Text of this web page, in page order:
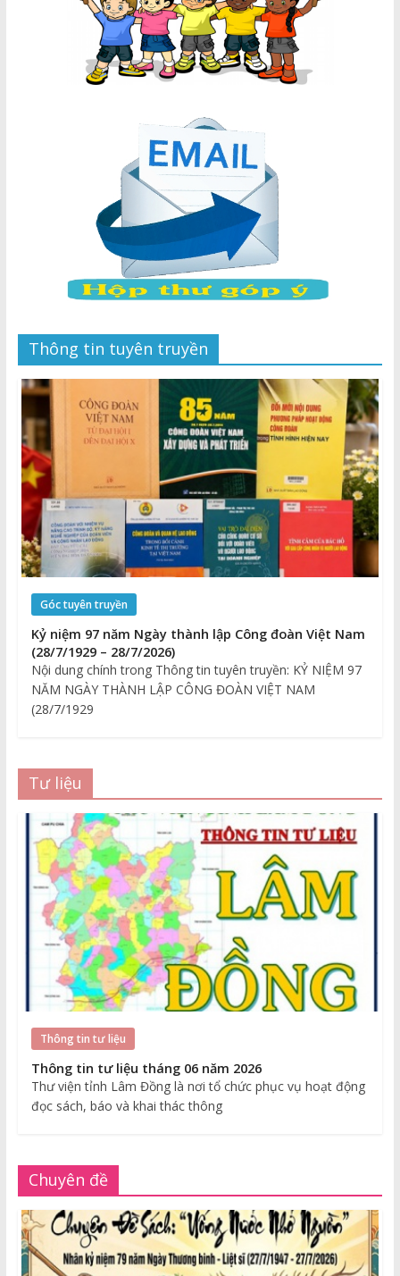
Thông tin tuyên truyền
Góc tuyên truyền
Kỷ niệm 97 năm Ngày thành lập Công đoàn Việt Nam
(28/7/1929 – 28/7/2026)
Nội dung chính trong Thông tin tuyên truyền: KỶ NIỆM 97
NĂM NGÀY THÀNH LẬP CÔNG ĐOÀN VIỆT NAM
(28/7/1929
Tư liệu
Thông tin tư liệu
Thông tin tư liệu tháng 06 năm 2026
Thư viện tỉnh Lâm Đồng là nơi tổ chức phục vụ hoạt động
đọc sách, báo và khai thác thông
Chuyên đề